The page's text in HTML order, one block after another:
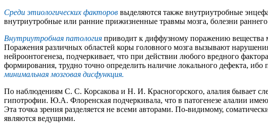
Среди этиологических факторов выделяются также внутриутробные
внутриутробные или ранние прижизненные травмы мозга, болезни
Внутриутробная патология приводит к диффузному поражению вещества
Поражения различных областей коры головного мозга вызывают
нейроонтогенеза, подчеркивает, что при действии любого вредного
формирования, трудно точно определить наличие локального дефекта,
минимальная мозговая дисфункция.
По наблюдениям С. С. Корсакова и Н. И. Красногорского, алалия бывает
гипотрофии. Ю.А. Флоренская подчеркивала, что в патогенезе алалии
Эта точка зрения разделяется не всеми авторами. По-видимому,
являются ведущими.